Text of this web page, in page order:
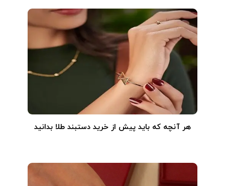
هر آنچه که باید پیش از خرید دستبند طلا بدانید